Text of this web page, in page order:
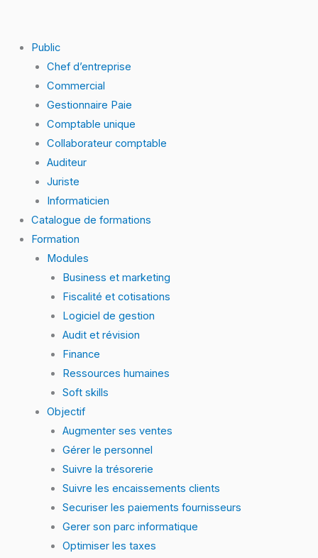
contentPublic
Chef d’entreprise
Commercial
Gestionnaire Paie
Comptable unique
Collaborateur comptable
Auditeur
Juriste
Informaticien
Catalogue de formations
Formation
Modules
Business et marketing
Fiscalité et cotisations
Logiciel de gestion
Audit et révision
Finance
Ressources humaines
Soft skills
Objectif
Augmenter ses ventes
Gérer le personnel
Suivre la trésorerie
Suivre les encaissements clients
Securiser les paiements fournisseurs
Gerer son parc informatique
Optimiser les taxes
59.
Webmarketing
Google
Business